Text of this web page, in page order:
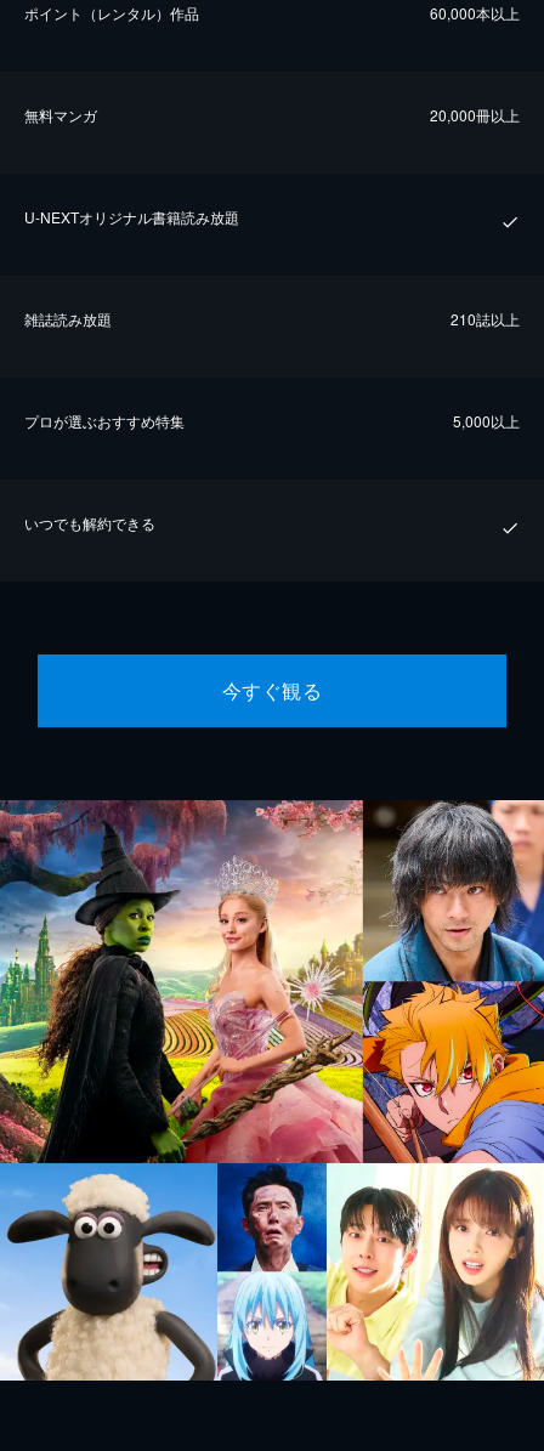
ポイント（レンタル）作品 60,000本以上
無料マンガ 20,000冊以上
U-NEXTオリジナル書籍読み放題
雑誌読み放題 210誌以上
プロが選ぶおすすめ特集 5,000以上
いつでも解約できる
今すぐ観る